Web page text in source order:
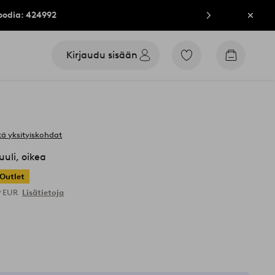
424992 Sulje
Kirjaudu sisään
Siirry
Siirry
yksityiskohdat
oikea
Outlet
EUR Lisätietoja